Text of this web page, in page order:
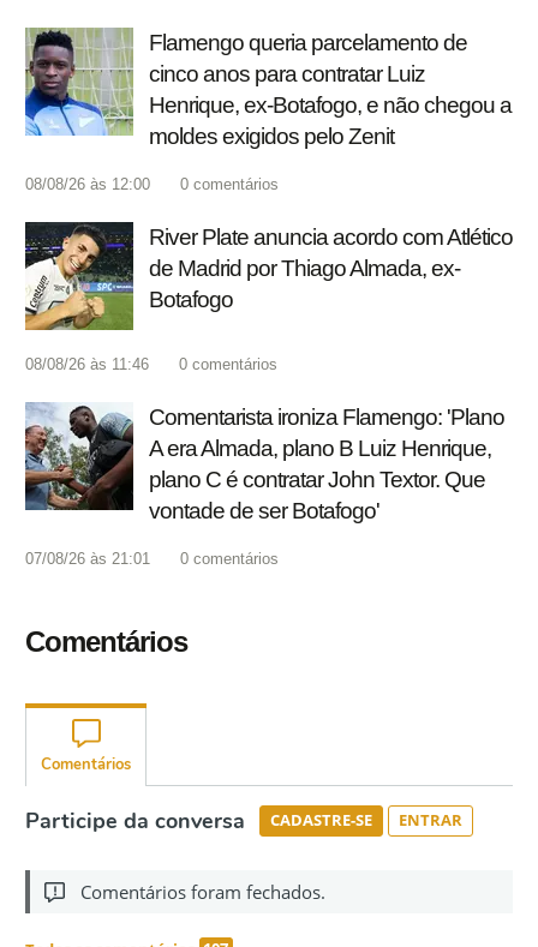
Flamengo queria parcelamento de
cinco anos para contratar Luiz
Henrique, ex-Botafogo, e não chegou a
moldes exigidos pelo Zenit
08/08/26 às 12:00 0 comentários
River Plate anuncia acordo com Atlético
de Madrid por Thiago Almada, ex-
Botafogo
08/08/26 às 11:46 0 comentários
Comentarista ironiza Flamengo: 'Plano
A era Almada, plano B Luiz Henrique,
plano C é contratar John Textor. Que
vontade de ser Botafogo'
07/08/26 às 21:01 0 comentários
Comentários